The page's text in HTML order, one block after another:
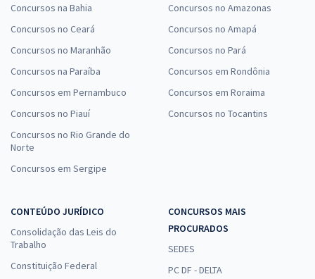
Concursos na Bahia
Concursos no Ceará
Concursos no Maranhão
Concursos na Paraíba
Concursos em Pernambuco
Concursos no Piauí
Concursos no Rio Grande do
Norte
Concursos em Sergipe
Concursos no Amazonas
Concursos no Amapá
Concursos no Pará
Concursos em Rondônia
Concursos em Roraima
Concursos no Tocantins
CONTEÚDO JURÍDICO
Consolidação das Leis do
Trabalho
Constituição Federal
CONCURSOS MAIS
PROCURADOS
SEDES
PC DF - DELTA